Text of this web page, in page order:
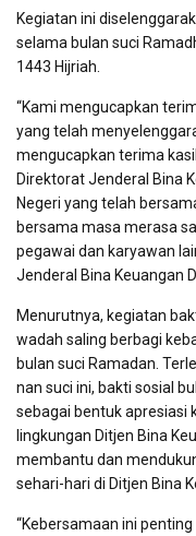
Kegiatan ini
selama bulan suci
1443 Hijriah.
“Kami mengucapkan
yang telah
mengucapkan terima
Direktorat Jenderal Bina
Negeri yang telah
bersama masa merasa
pegawai dan karyawan
Jenderal Bina Keuangan
Menurutnya, kegiatan
wadah saling berbagi
bulan suci Ramadan.
nan suci ini, bakti sosial
sebagai bentuk apresiasi
lingkungan Ditjen Bina
membantu dan
sehari-hari di Ditjen Bina
“Kebersamaan ini